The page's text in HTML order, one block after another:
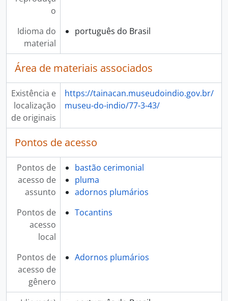
o
Idioma do
material
português do Brasil
Área de materiais associados
Existência e
localização
de originais
https://tainacan.museudoindio.gov.br/
museu-do-indio/77-3-43/
Pontos de acesso
Pontos de
acesso de
assunto
bastão cerimonial
pluma
adornos plumários
Pontos de
acesso
local
Tocantins
Pontos de
acesso de
gênero
Adornos plumários